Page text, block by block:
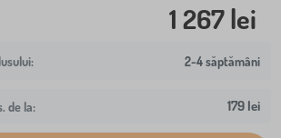
1 267 lei
2-4 săptămâni
de la: 179 lei